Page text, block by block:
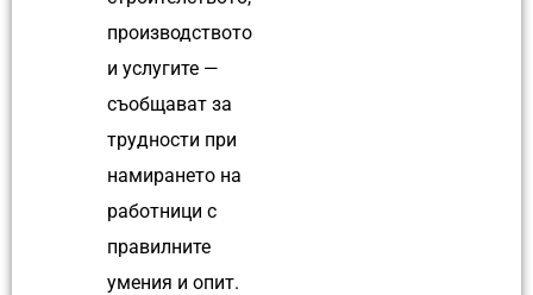
производството
и услугите —
съобщават за
трудности при
намирането на
работници с
правилните
умения и опит.